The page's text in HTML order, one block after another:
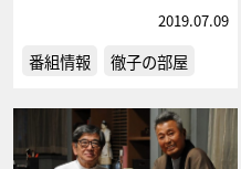
2019.07.09
番組情報 徹子の部屋